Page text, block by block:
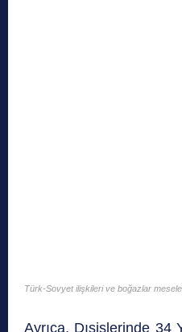
Türk-Sovyet ilişkileri ve boğazlar
Ayrıca, Dışişlerinde 34